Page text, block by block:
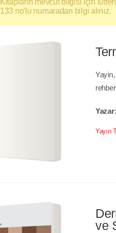
Kitapların mevcut bilgisi için
133 no'lu numaradan bilgi alınız.
Yazar:
Yayın
ve